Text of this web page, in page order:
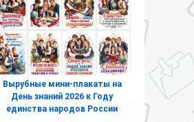
Вырубные мини-плакаты на
День знаний 2026 к Году
единства народов России